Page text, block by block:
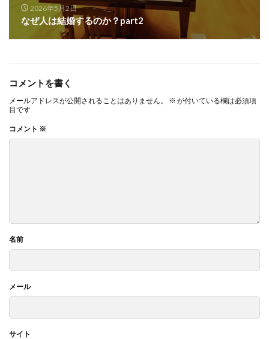
2026年5月2日
なぜ人は結婚するのか？part2
コメントを書く
メールアドレスが公開されることはありません。 ※ が付いている欄は必須項
目です
コメント ※
名前
メール
サイト